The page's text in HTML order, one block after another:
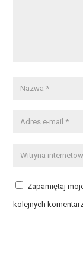
Zapamiętaj
kolejnych